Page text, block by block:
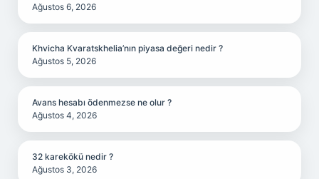
Ağustos 6, 2026
Khvicha Kvaratskhelia’nın piyasa değeri nedir ?
Ağustos 5, 2026
Avans hesabı ödenmezse ne olur ?
Ağustos 4, 2026
32 karekökü nedir ?
Ağustos 3, 2026